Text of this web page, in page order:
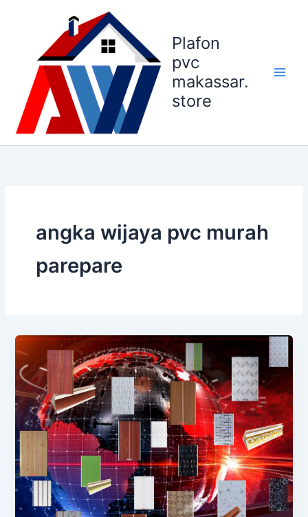
Plafon
pvc
makassar.
store
angka wijaya pvc murah
parepare